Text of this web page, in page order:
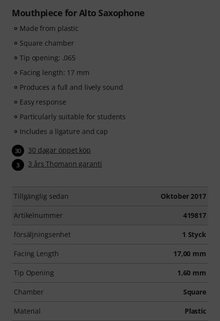
Mouthpiece for Alto Saxophone
Made from plastic
Square chamber
Tip opening: .065
Facing length: 17 mm
Produces a full and lively sound
Easy response
Particularly suitable for students
Includes a ligature and cap
30 30 dagar öppet köp
3 3 års Thomann garanti
Tillgänglig sedan Oktober 2017
Artikelnummer 419817
försäljningsenhet 1 Styck
Facing Length 17,00 mm
Tip Opening 1,60 mm
Chamber Square
Material Plastic